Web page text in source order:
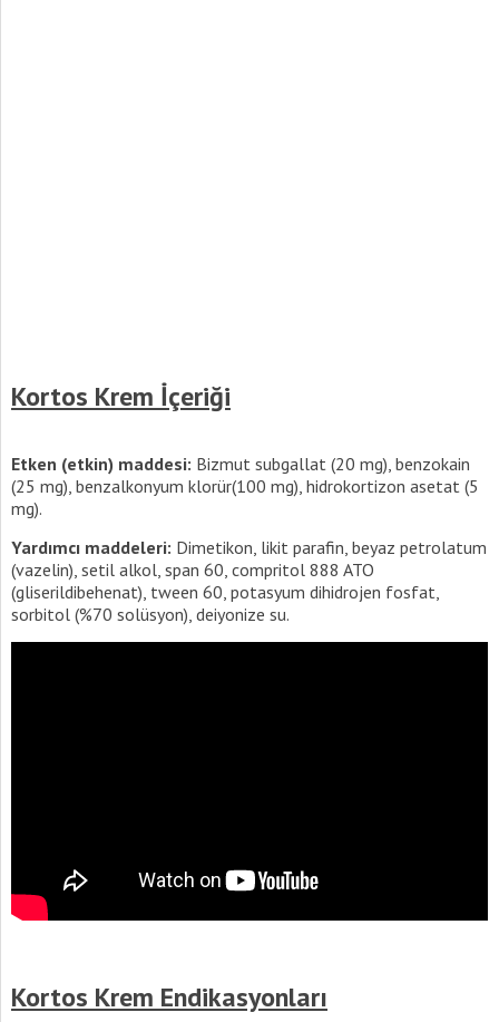
Kortos Krem İçeriği
Etken (etkin) maddesi: Bizmut subgallat (20 mg), benzokain
(25 mg), benzalkonyum klorür(100 mg), hidrokortizon asetat (5
mg).
Yardımcı maddeleri: Dimetikon, likit parafin, beyaz petrolatum
(vazelin), setil alkol, span 60, compritol 888 ATO
(gliserildibehenat), tween 60, potasyum dihidrojen fosfat,
sorbitol (%70 solüsyon), deiyonize su.
Kortos Krem Endikasyonları